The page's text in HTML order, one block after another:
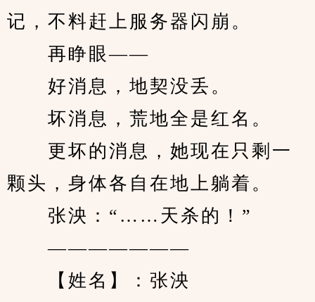
记，不料赶上服务器闪崩。
再睁眼——
好消息，地契没丢。
坏消息，荒地全是红名。
更坏的消息，她现在只剩一
颗头，身体各自在地上躺着。
张泱：“……天杀的！”
———————
【姓名】：张泱